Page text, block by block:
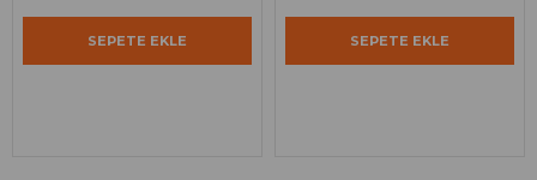
SEPETE EKLE SEPETE EKLE